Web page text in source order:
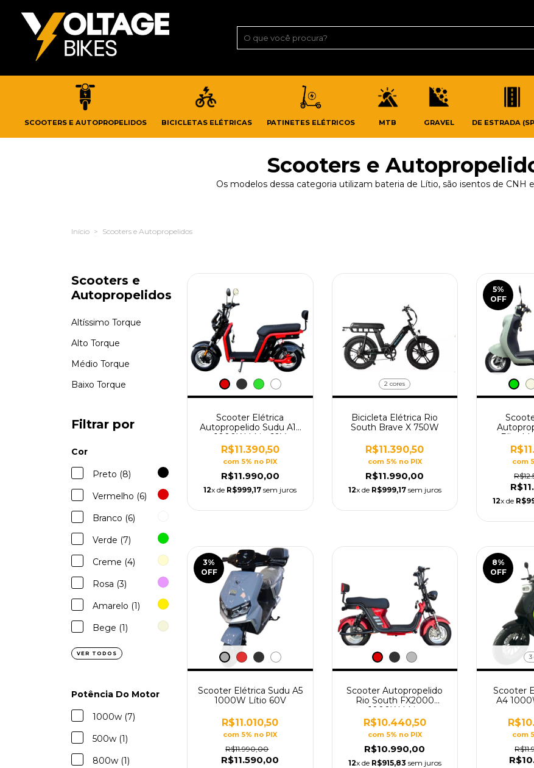
SCOOTERS E AUTOPROPELIDOS BICICLETAS ELÉTRICAS PATINETES ELÉTRICOS MTB GRAVEL DE ESTRADA
Scooters e
Os modelos dessa categoria utilizam bateria de Lítio, são isentos de CNH
Início > Scooters e Autopropelidos
Scooters e
Autopropelidos
Altíssimo Torque
Alto Torque
Médio Torque
Baixo Torque
Filtrar por
Cor
Preto (8)
Vermelho (6)
Branco (6)
Verde (7)
Creme (4)
Rosa (3)
Amarelo (1)
Bege (1)
VER TODOS
Potência Do Motor
1000w (7)
500w (1)
800w (1)
Scooter Elétrica
Autopropelido Sudu A12
1000W Lítio 60V
R$11.390,50
com 5% no PIX
R$11.990,00
12x de R$999,17 sem juros
2 cores
Bicicleta Elétrica Rio
South Brave X 750W
R$11.390,50
com 5% no PIX
R$11.990,00
12x de R$999,17sem juros
5%
OFF
Bliss
com
12x de
3%
OFF
Scooter Elétrica Sudu A5
1000W Lítio 60V
R$11.010,50
com 5% no PIX
R$11.990,00
R$11.590,00
Scooter Autopropelido
Rio South FX2000
1000W Lítio
R$10.440,50
com 5% no PIX
R$10.990,00
12x de R$915,83 sem juros
8%
OFF
3
Scooter
A4
com